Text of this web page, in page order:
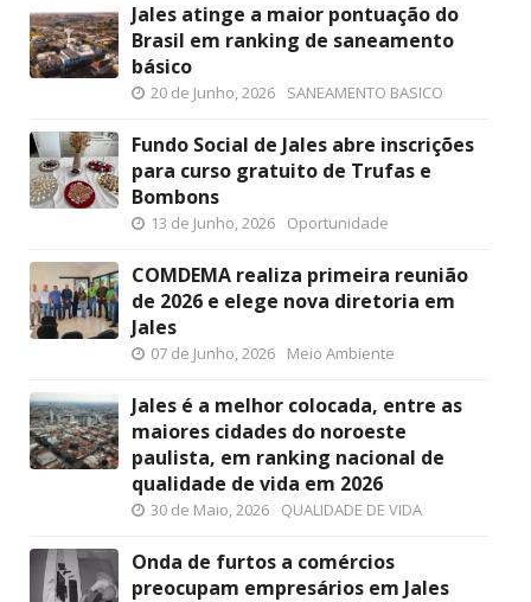
Jales atinge a maior pontuação do
Brasil em ranking de saneamento
básico
20 de Junho, 2026 SANEAMENTO BASICO
Fundo Social de Jales abre inscrições
para curso gratuito de Trufas e
Bombons
13 de Junho, 2026 Oportunidade
COMDEMA realiza primeira reunião
de 2026 e elege nova diretoria em
Jales
07 de Junho, 2026 Meio Ambiente
Jales é a melhor colocada, entre as
maiores cidades do noroeste
paulista, em ranking nacional de
qualidade de vida em 2026
30 de Maio, 2026 QUALIDADE DE VIDA
Onda de furtos a comércios
preocupam empresários em Jales